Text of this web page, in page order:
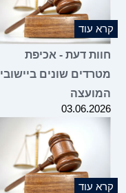
קרא עוד
חוות דעת - אכיפת
מטרדים שונים ביישובי
המועצה
03.06.2026
קרא עוד